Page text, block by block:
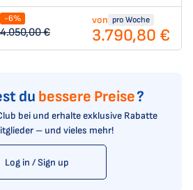
-6%
4.050,00 €
von pro Woche
3.790,80 €
du bessere Preise?
bei und erhalte exklusive Rabatte
– und vieles mehr!
Log in / Sign up